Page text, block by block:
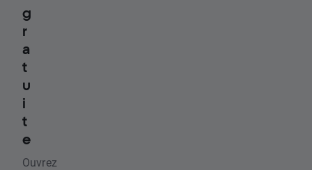
g
r
a
t
u
i
t
e
Ouvrez